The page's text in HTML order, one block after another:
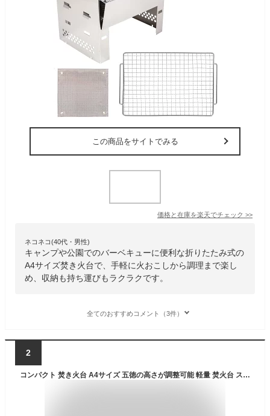
この商品をサイトでみる
価格と在庫を楽天でチェック >>
ネコネコ(40代・男性)
キャンプや公園でのバーベキューに便利な折りたたみ式の
A4サイズ焚き火台で、手軽に火おこしから調理まで楽し
め、収納も持ち運びもラクラクです。
全てのおすすめコメント（3件）
2
コンパクト 焚き火台 A4サイズ 五徳の高さが調整可能 軽量 焚火台 ステンレス製 ソロキャンプ 1-3人用 折りたたみ式 たき火台 折りたたみ たきび台 キャンプ アウトドア焚き火用 収納ケース付き (標準焼却炉＋グリルグリッド) [並行輸入品]